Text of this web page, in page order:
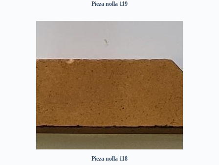
Pieza nolla 119
Pieza nolla 118